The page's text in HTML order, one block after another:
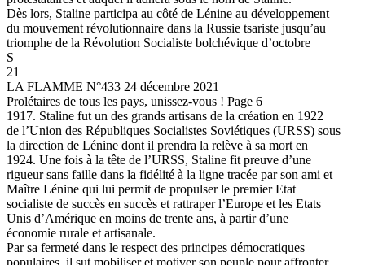
Dès lors, Staline participa au côté de Lénine au développement
du mouvement révolutionnaire dans la Russie tsariste jusqu’au
triomphe de la Révolution Socialiste bolchévique d’octobre
S
21
LA FLAMME N°433 24 décembre 2021
Prolétaires de tous les pays, unissez-vous ! Page 6
1917. Staline fut un des grands artisans de la création en 1922
de l’Union des Républiques Socialistes Soviétiques (URSS) sous
la direction de Lénine dont il prendra la relève à sa mort en
1924. Une fois à la tête de l’URSS, Staline fit preuve d’une
rigueur sans faille dans la fidélité à la ligne tracée par son ami et
Maître Lénine qui lui permit de propulser le premier Etat
socialiste de succès en succès et rattraper l’Europe et les Etats
Unis d’Amérique en moins de trente ans, à partir d’une
économie rurale et artisanale.
Par sa fermeté dans le respect des principes démocratiques